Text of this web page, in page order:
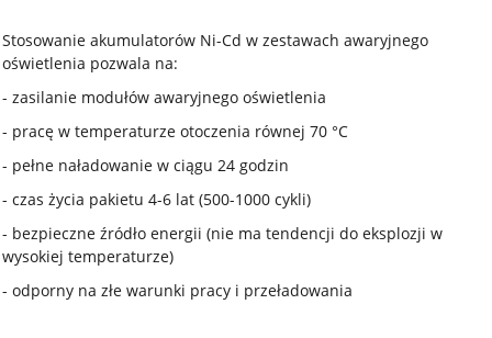
Stosowanie akumulatorów Ni-Cd w zestawach awaryjnego
oświetlenia pozwala na:
- zasilanie modułów awaryjnego oświetlenia
- pracę w temperaturze otoczenia równej 70 °C
- pełne naładowanie w ciągu 24 godzin
- czas życia pakietu 4-6 lat (500-1000 cykli)
- bezpieczne źródło energii (nie ma tendencji do eksplozji w
wysokiej temperaturze)
- odporny na złe warunki pracy i przeładowania